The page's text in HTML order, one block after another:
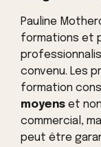
Pauline
formations et
convenu. Les
formation
moyens et
commercial,
peut être